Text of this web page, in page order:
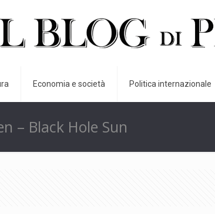
Economia e società Politica internazionale
– Black Hole Sun